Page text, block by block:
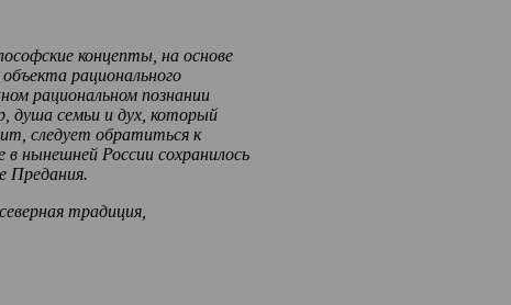
концепты, на основе
рационального
рациональном познании
душа семьи и дух, который
следует обратиться к
нынешней России сохранилось
Предания.
традиция,